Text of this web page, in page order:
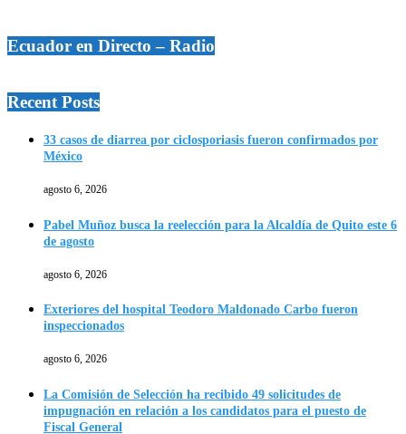
Ecuador en Directo – Radio
Recent Posts
33 casos de diarrea por ciclosporiasis fueron confirmados por
México
agosto 6, 2026
Pabel Muñoz busca la reelección para la Alcaldía de Quito este 6
de agosto
agosto 6, 2026
Exteriores del hospital Teodoro Maldonado Carbo fueron
inspeccionados
agosto 6, 2026
La Comisión de Selección ha recibido 49 solicitudes de
impugnación en relación a los candidatos para el puesto de
Fiscal General